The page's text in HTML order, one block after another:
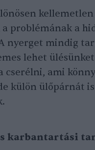
kellemetlen
problémának a
nyerget mindig
lehet ülésünket
cserélni, ami
külön ülőpárnát is
karbantartási